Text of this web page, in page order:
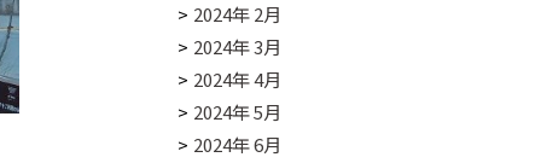
2024年 2月
2024年 3月
2024年 4月
2024年 5月
2024年 6月